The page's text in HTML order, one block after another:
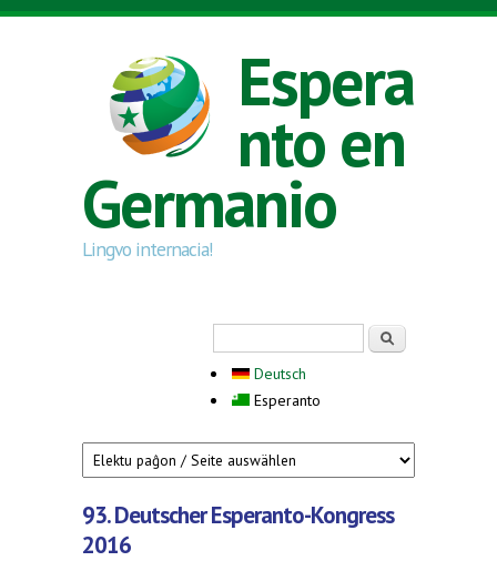
Skip to main content
Espera
nto en
Germanio
Lingvo internacia!
Deutsch
Esperanto
93. Deutscher Esperanto-Kongress
2016